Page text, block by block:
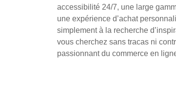
accessibilité 24/7, une large
une expérience d’achat
simplement à la recherche
vous cherchez sans tracas ni
passionnant du commerce en